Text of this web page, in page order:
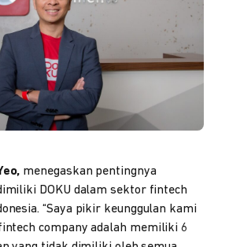
menegaskan pentingnya
DOKU dalam sektor fintech
“Saya pikir keunggulan kami
company adalah memiliki 6